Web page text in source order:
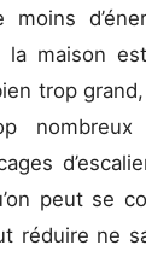
moins
la maison
trop
peut se
réduire ne